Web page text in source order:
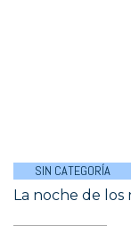
SIN CATEGORÍA
La noche de los